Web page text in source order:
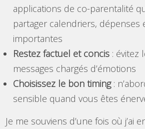
applications de co-parentalité
partager calendriers, dépenses
importantes
Restez factuel et concis : évitez
messages chargés d’émotions
Choisissez le bon timing:
sensible quand vous êtes
Je me souviens d’une fois où j’ai